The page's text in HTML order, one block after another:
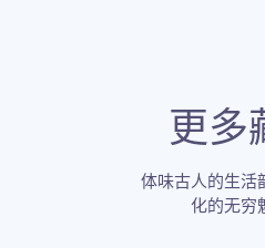
更多
体味古人的生活
化的无穷